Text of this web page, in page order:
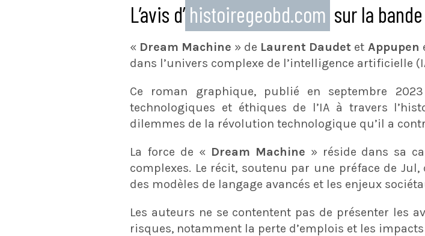
L’avis d’ histoiregeobd.com sur la
« Dream Machine » de Laurent Daudet et Appupen
dans l’univers complexe de l’intelligence artificielle
Ce roman graphique, publié en septembre
technologiques et éthiques de l’IA à travers
dilemmes de la révolution technologique qu’il a
La force de « Dream Machine » réside dans sa
complexes. Le récit, soutenu par une préface de
des modèles de langage avancés et les enjeux
Les auteurs ne se contentent pas de présenter les
risques, notamment la perte d’emplois et les